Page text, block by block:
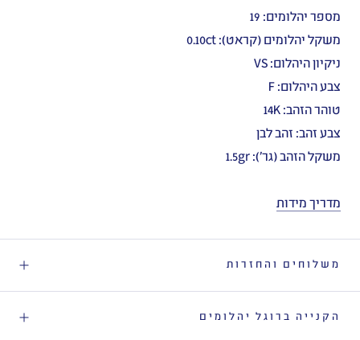
מספר יהלומים: 19
משקל יהלומים (קראט): 0.10ct
ניקיון היהלום: VS
צבע היהלום: F
טוהר הזהב: 14K
צבע זהב: זהב לבן
משקל הזהב (גר'): 1.5gr
מדריך מידות
משלוחים והחזרות
הקנייה ברוגל יהלומים